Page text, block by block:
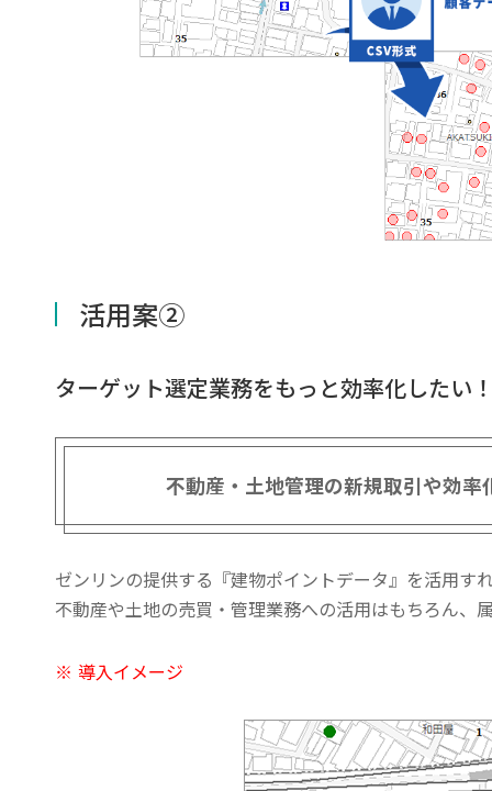
活用案②
ターゲット選定業務をもっと効率化したい
不動産・土地管理の新規取引や効
ゼンリンの提供する『建物ポイントデータ』を活用す
不動産や土地の売買・管理業務への活用はもちろん、
※ 導入イメージ